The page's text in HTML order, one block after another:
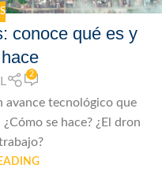
conoce qué es y
2
avance tecnológico que
se hace? ¿El dron